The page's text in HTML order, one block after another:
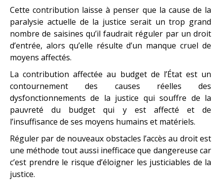
Cette contribution laisse à penser que la cause de la
paralysie actuelle de la justice serait un trop grand
nombre de saisines qu’il faudrait réguler par un droit
d’entrée, alors qu’elle résulte d’un manque cruel de
moyens affectés.
La contribution affectée au budget de l’État est un
contournement des causes réelles des
dysfonctionnements de la justice qui souffre de la
pauvreté du budget qui y est affecté et de
l’insuffisance de ses moyens humains et matériels.
Réguler par de nouveaux obstacles l’accès au droit est
une méthode tout aussi inefficace que dangereuse car
c’est prendre le risque d’éloigner les justiciables de la
justice.